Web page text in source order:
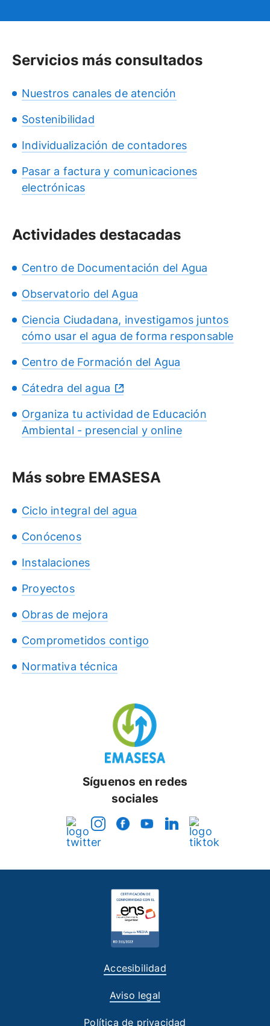
Servicios más consultados
Nuestros canales de atención
Sostenibilidad
Individualización de contadores
Pasar a factura y comunicaciones
electrónicas
Actividades destacadas
Centro de Documentación del Agua
Observatorio del Agua
Ciencia Ciudadana, investigamos juntos
cómo usar el agua de forma responsable
Centro de Formación del Agua
Cátedra del agua
Organiza tu actividad de Educación
Ambiental - presencial y online
Más sobre EMASESA
Ciclo integral del agua
Conócenos
Instalaciones
Proyectos
Obras de mejora
Comprometidos contigo
Normativa técnica
Síguenos en redes
sociales
Accesibilidad
Aviso legal
Política de privacidad